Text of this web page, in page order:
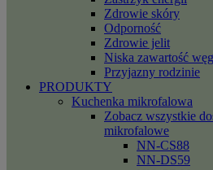
Zdrowie skóry
Odporność
Zdrowie jelit
Niska zawartość
Przyjazny rodzinie
PRODUKTY
Kuchenka mikrofalowa
Zobacz wszystkie
mikrofalowe
NN-CS88
NN-DS59